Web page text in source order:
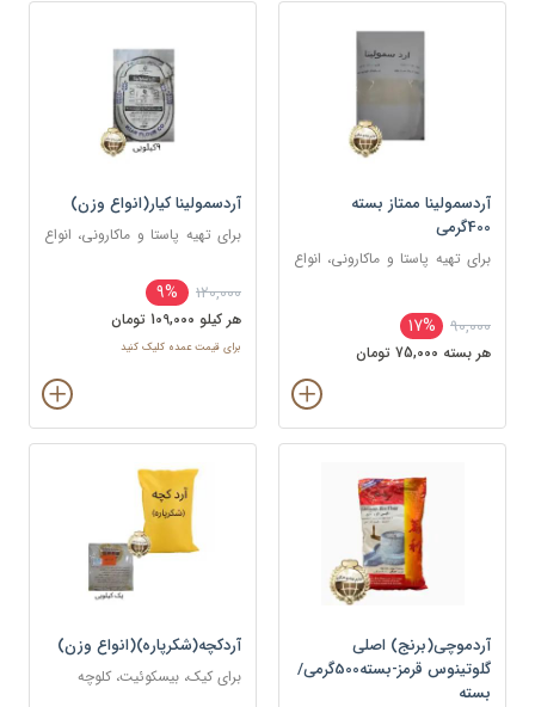
آردسمولینا ممتاز بسته
400گرمی
برای تهیه پاستا و ماکارونی، انواع
پودینگ، حلوای سمولینا)
90,000
17%
هر بسته 75,000 تومان
آردسمولینا کیار(انواع وزن)
برای تهیه پاستا و ماکارونی، انواع
بیسکوئیت‌ها، دسرها (مانند فرنی،
پودینگ، حلوای سمولینا)
120,000
9%
هر کيلو 109,000 تومان
برای قیمت عمده کلیک کنید
آردموچی(برنج) اصلی
گلوتینوس قرمز-بسته500گرمی/
بسته
آردکچه(شکرپاره)(انواع وزن)
برای کیک، بیسکوئیت، کلوچه